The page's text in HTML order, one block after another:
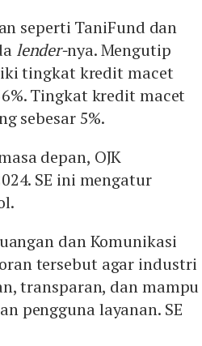
seperti TaniFund dan
lender-nya. Mengutip
tingkat kredit macet
Tingkat kredit macet
sebesar 5%.
depan, OJK
SE ini mengatur
dan Komunikasi
tersebut agar industri
transparan, dan mampu
pengguna layanan. SE